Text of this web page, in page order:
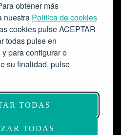
obtener más
nuestra Política de cookies
cookies pulse ACEPTAR
todas pulse en
para configurar o
su finalidad, pulse
TODAS
TODAS
y digitalización del
como espacio escénico-musical.